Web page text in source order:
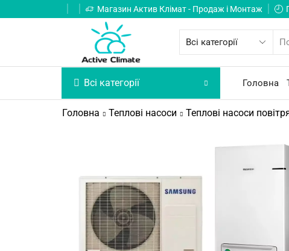
Магазин Актив Клімат - Продаж і Монтаж
Всі категорії Головна
Головна Теплові насоси Теплові насоси